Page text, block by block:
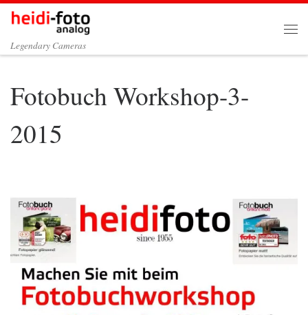
Zum Inhalt springen
Legendary Cameras
Fotobuch Workshop-3-
2015